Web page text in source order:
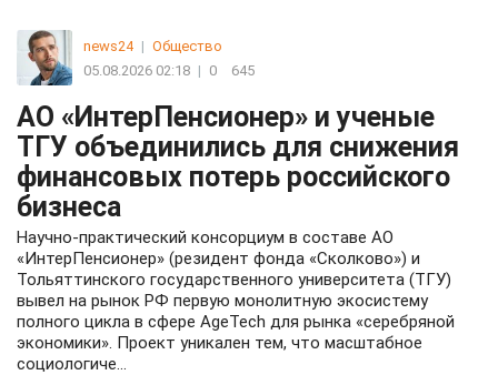
news24 | Общество
05.08.2026 02:18 | 0 645
АО «ИнтерПенсионер» и ученые
ТГУ объединились для снижения
финансовых потерь российского
бизнеса
Научно-практический консорциум в составе АО
«ИнтерПенсионер» (резидент фонда «Сколково») и
Тольяттинского государственного университета (ТГУ)
вывел на рынок РФ первую монолитную экосистему
полного цикла в сфере AgeTech для рынка «серебряной
экономики». Проект уникален тем, что масштабное
социологиче...